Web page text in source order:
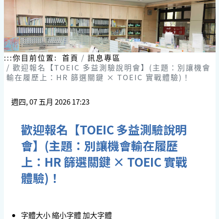
跳
內
容
區
塊
:::你目前位置: 首頁
訊息專區
歡迎報名【TOEIC 多益測驗說明會】(主題：別讓機會
輸在履歷上：HR 篩選關鍵 × TOEIC 實戰體驗)！
週四, 07 五月 2026 17:23
歡迎報名【TOEIC 多益測驗說明
會】(主題：別讓機會輸在履歷
上：HR 篩選關鍵 × TOEIC 實戰
體驗)！
字體大小縮小字體加大字體